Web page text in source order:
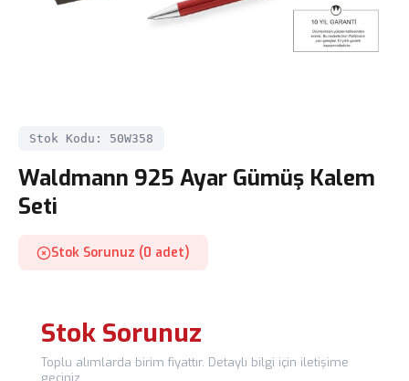
Stok Kodu: 50W358
Waldmann 925 Ayar Gümüş Kalem
Seti
Stok Sorunuz (0 adet)
Stok Sorunuz
Toplu alımlarda birim fiyattır. Detaylı bilgi için iletişime
geçiniz.